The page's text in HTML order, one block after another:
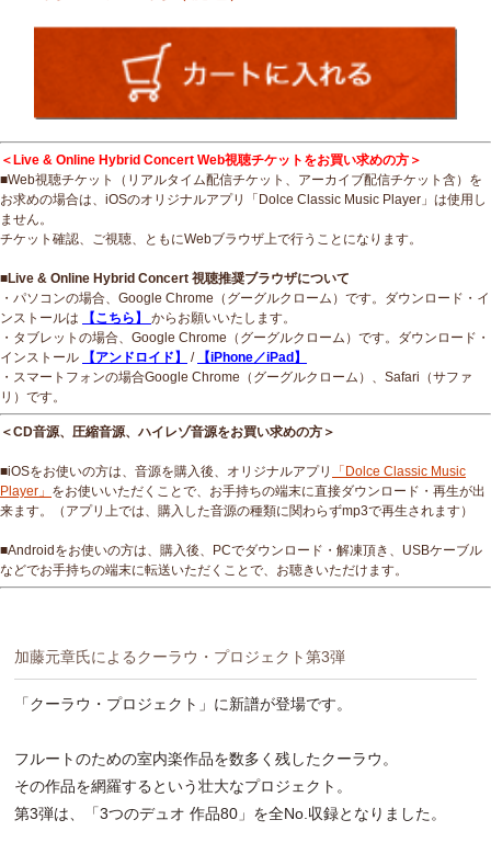
＜Live & Online Hybrid Concert Web視聴チケットをお買い求めの方＞
■Web視聴チケット（リアルタイム配信チケット、アーカイブ配信チケット含）を
お求めの場合は、iOSのオリジナルアプリ「Dolce Classic Music Player」は使用し
ません。
チケット確認、ご視聴、ともにWebブラウザ上で行うことになります。
■Live & Online Hybrid Concert 視聴推奨ブラウザについて
・パソコンの場合、Google Chrome（グーグルクローム）です。ダウンロード・イ
ンストールは
【こちら】
からお願いいたします。
・タブレットの場合、Google Chrome（グーグルクローム）です。ダウンロード・
インストール
【アンドロイド】 /
【iPhone／iPad】
・スマートフォンの場合Google Chrome（グーグルクローム）、Safari（サファ
リ）です。
＜CD音源、圧縮音源、ハイレゾ音源をお買い求めの方＞
■iOSをお使いの方は、音源を購入後、オリジナルアプリ
「Dolce Classic Music
Player」 をお使いいただくことで、お手持ちの端末に直接ダウンロード・再生が出
来ます。（アプリ上では、購入した音源の種類に関わらずmp3で再生されます）
■Androidをお使いの方は、購入後、PCでダウンロード・解凍頂き、USBケーブル
などでお手持ちの端末に転送いただくことで、お聴きいただけます。
加藤元章氏によるクーラウ・プロジェクト第3弾
「クーラウ・プロジェクト」に新譜が登場です。
フルートのための室内楽作品を数多く残したクーラウ。
その作品を網羅するという壮大なプロジェクト。
第3弾は、「3つのデュオ 作品80」を全No.収録となりました。